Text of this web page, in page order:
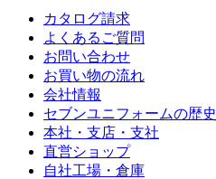
カタログ請求
よくあるご質問
お問い合わせ
お買い物の流れ
会社情報
セブンユニフォームの歴史
本社・支店・支社
直営ショップ
自社工場・倉庫